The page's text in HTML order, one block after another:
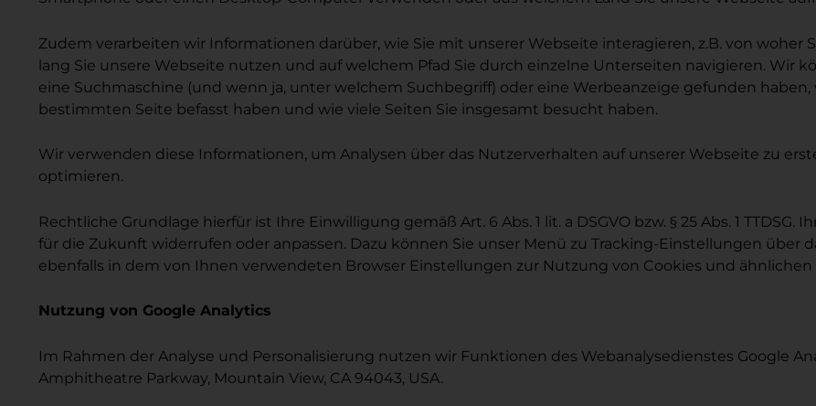
Zudem verarbeiten wir Informationen darüber, wie Sie mit unserer Webseite interagieren, z.B. von woher
lang Sie unsere Webseite nutzen und auf welchem Pfad Sie durch einzelne Unterseiten navigieren. Wir
eine Suchmaschine (und wenn ja, unter welchem Suchbegriff) oder eine Werbeanzeige gefunden
bestimmten Seite befasst haben und wie viele Seiten Sie insgesamt besucht haben.
Wir verwenden diese Informationen, um Analysen über das Nutzerverhalten auf unserer Webseite zu
optimieren.
Rechtliche Grundlage hierfür ist Ihre Einwilligung gemäß Art. 6 Abs. 1 lit. a DSGVO bzw. § 25 Abs. 1
für die Zukunft widerrufen oder anpassen. Dazu können Sie unser Menü zu Tracking-Einstellungen über
ebenfalls in dem von Ihnen verwendeten Browser Einstellungen zur Nutzung von Cookies und ähnlichen
Nutzung von Google Analytics
Im Rahmen der Analyse und Personalisierung nutzen wir Funktionen des Webanalysedienstes Google
Amphitheatre Parkway, Mountain View, CA 94043, USA.